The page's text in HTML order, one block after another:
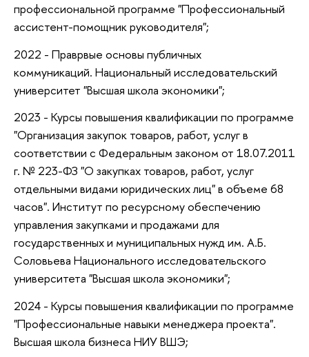
профессиональной программе "Профессиональный
ассистент-помощник руководителя";
2022 - Праврвые основы публичных
коммуникаций. Национальный исследовательский
университет "Высшая школа экономики";
2023 - Курсы повышения квалификации по программе
"Организация закупок товаров, работ, услуг в
соответствии с Федеральным законом от 18.07.2011
г. № 223-ФЗ "О закупках товаров, работ, услуг
отдельными видами юридических лиц" в объеме 68
часов". Институт по ресурсному обеспечению
управления закупками и продажами для
государственных и муниципальных нужд им. А.Б.
Соловьева Национального исследовательского
университета "Высшая школа экономики";
2024 - Курсы повышения квалификации по программе
"Профессиональные навыки менеджера проекта".
Высшая школа бизнеса НИУ ВШЭ;